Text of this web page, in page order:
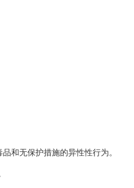
和无保护措施的异性性行为。